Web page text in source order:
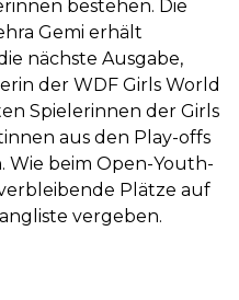
bestehen. Die
Gemi erhält
nächste Ausgabe,
der WDF Girls World
Spielerinnen der Girls
aus den Play-offs
Wie beim Open-Youth-
Plätze auf
vergeben.